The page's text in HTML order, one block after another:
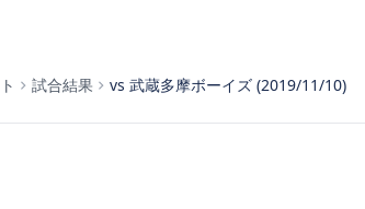
試合結果 vs 武蔵多摩ボーイズ (2019/11/10)